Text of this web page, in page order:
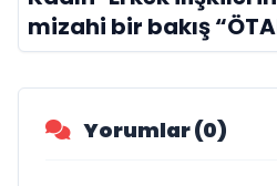
mizahi bir bakış
Yorumlar (0)